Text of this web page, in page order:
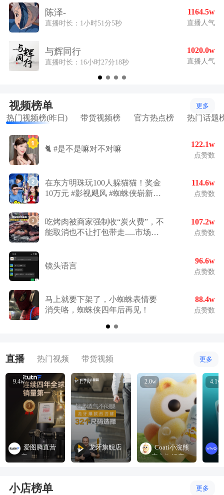
陈泽-
直播时长：1小时51分5秒
1164.5w
直播人气
与辉同行
直播时长：16小时27分18秒
1020.0w
直播人气
视频榜单 更多
热门视频榜(昨日) 带货视频榜 官方热点榜 热门话题
🐈 #是不是嘛对不对嘛
122.1w
点赞数
在东方明珠玩100人躲猫猫！奖金
10万元 #影视飓风 #蜘蛛侠崭新之
114.6w
点赞数
吃烤肉被商家强制收“炭火费”，不
能取消也不让打包带走.....市场监
理收费项目。@乌鲁木齐高新区
107.2w
点赞数
镜头语言
96.6w
点赞数
马上就要下架了，小蜘蛛表情要
消失咯，蜘蛛侠四年后再见！
88.4w
点赞数
直播 热门视频 带货视频 更多
9.4w
爱图腾直营
店
1.7w
龙牙旗舰店
2.0w
Coati小浣熊
官方旗舰店
4.1w
小店榜单 更多